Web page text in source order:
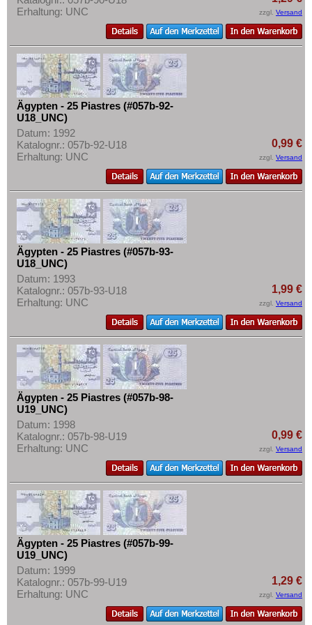
Lesotho
Libyen
Madagaskar
Malawi
Mali
Marokko
Mauretanien
Mozambique
Namibia
Niger
Nigeria
Ostafrika
Portugiesisch Guinea
Rhodesien & Nyasaland
Ruanda
Ruanda-Burundi
Sambia
Sao Tome & Principe
Senegal
Sierra Leone
Somalia
Somaliland
St. Helena
Süd Sudan
Südafrika
Mehr über...
Zahlungsbedingungen
Privatsphäre und Datenschutz
Widerrufsbelehrung
Liefer- und Versandkosten
AGB
Impressum
Erhaltung: UNC
zzgl. Versand
Ägypten - 25 Piastres (#057b-92-
U18_UNC)
Datum: 1992
Katalognr.: 057b-92-U18
Erhaltung: UNC
0,99 €
zzgl. Versand
Ägypten - 25 Piastres (#057b-93-
U18_UNC)
Datum: 1993
Katalognr.: 057b-93-U18
Erhaltung: UNC
1,99 €
zzgl. Versand
Ägypten - 25 Piastres (#057b-98-
U19_UNC)
Datum: 1998
Katalognr.: 057b-98-U19
Erhaltung: UNC
0,99 €
zzgl. Versand
Ägypten - 25 Piastres (#057b-99-
U19_UNC)
Datum: 1999
Katalognr.: 057b-99-U19
Erhaltung: UNC
1,29 €
zzgl. Versand